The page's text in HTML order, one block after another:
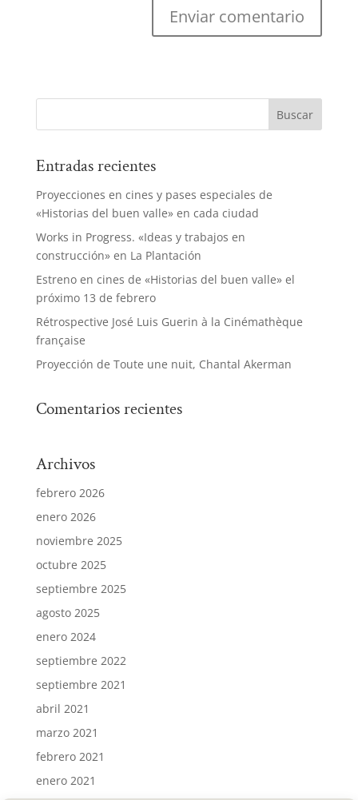
Entradas recientes
Proyecciones en cines y pases especiales de
«Historias del buen valle» en cada ciudad
Works in Progress. «Ideas y trabajos en
construcción» en La Plantación
Estreno en cines de «Historias del buen valle» el
próximo 13 de febrero
Rétrospective José Luis Guerin à la Cinémathèque
française
Proyección de Toute une nuit, Chantal Akerman
Comentarios recientes
Archivos
febrero 2026
enero 2026
noviembre 2025
octubre 2025
septiembre 2025
agosto 2025
enero 2024
septiembre 2022
septiembre 2021
abril 2021
marzo 2021
febrero 2021
enero 2021